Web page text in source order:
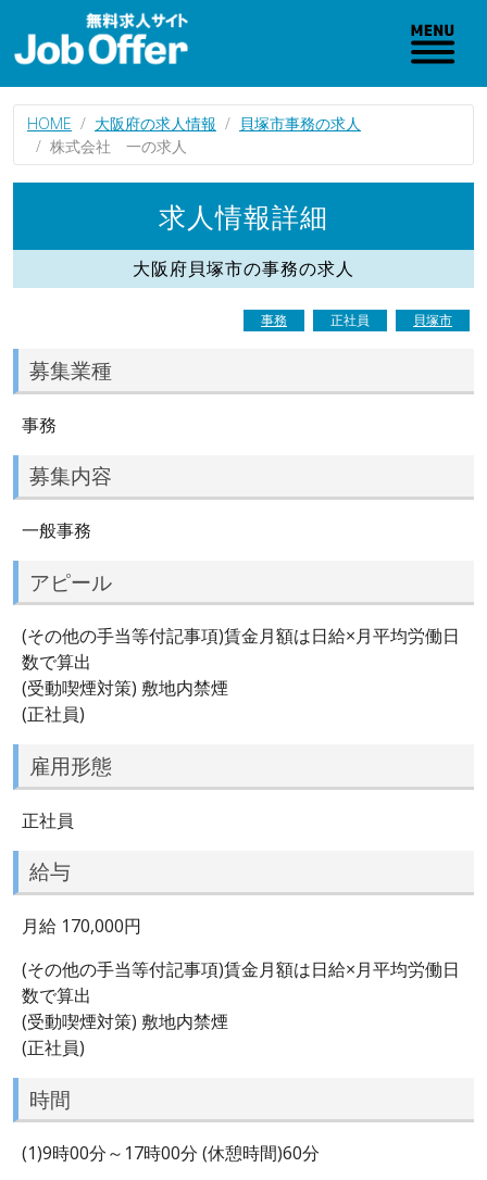
HOME 大阪府の求人情報
貝塚市事務の求人
株式会社 一の求人
求人情報詳細
大阪府貝塚市の事務の求人
事務 正社員 貝塚市
募集業種
事務
募集内容
一般事務
アピール
(その他の手当等付記事項)賃金月額は日給×月平均労働日
数で算出
(受動喫煙対策) 敷地内禁煙
(正社員)
雇用形態
正社員
給与
月給 170,000円
(その他の手当等付記事項)賃金月額は日給×月平均労働日
数で算出
(受動喫煙対策) 敷地内禁煙
(正社員)
時間
(1)9時00分～17時00分 (休憩時間)60分